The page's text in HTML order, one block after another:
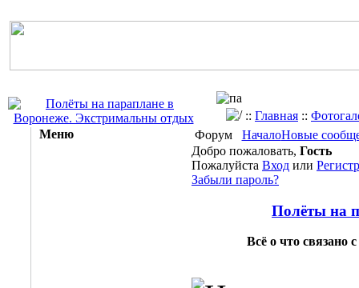
:: Главная ::
Меню
Форум НачалоНовые
Добро пожаловать, Гость
Пожалуйста Вход или
Забыли пароль?
Полёты на
Всё о что связано